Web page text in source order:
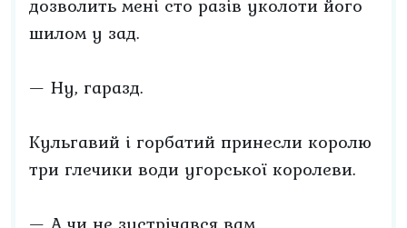
дозволить мені сто разів уколоти його
шилом у зад.
— Ну, гаразд.
Кульгавий і горбатий принесли королю
три глечики води угорської королеви.